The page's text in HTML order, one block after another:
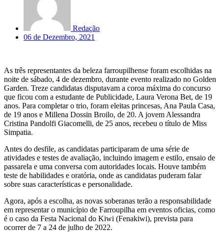
Redação
06 de Dezembro, 2021
As três representantes da beleza farroupilhense foram escolhidas na
noite de sábado, 4 de dezembro, durante evento realizado no Golden
Garden. Treze candidatas disputavam a coroa máxima do concurso
que ficou com a estudante de Publicidade, Laura Verona Bet, de 19
anos. Para completar o trio, foram eleitas princesas, Ana Paula Casa,
de 19 anos e Millena Dossin Broilo, de 20. A jovem Alessandra
Cristina Pandolfi Giacomelli, de 25 anos, recebeu o título de Miss
Simpatia.
Antes do desfile, as candidatas participaram de uma série de
atividades e testes de avaliação, incluindo imagem e estilo, ensaio de
passarela e uma conversa com autoridades locais. Houve também
teste de habilidades e oratória, onde as candidatas puderam falar
sobre suas características e personalidade.
Agora, após a escolha, as novas soberanas terão a responsabilidade
em representar o município de Farroupilha em eventos oficias, como
é o caso da Festa Nacional do Kiwi (Fenakiwi), prevista para
ocorrer de 7 a 24 de julho de 2022.